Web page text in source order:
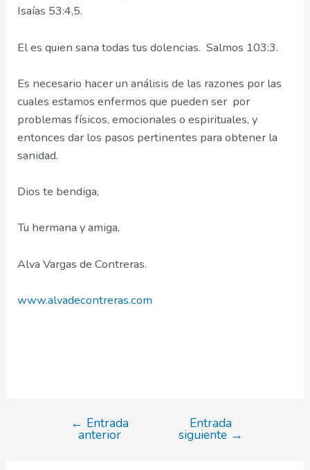
Isaías 53:4,5.
El es quien sana todas tus dolencias. Salmos 103:3.
Es necesario hacer un análisis de las razones por las
cuales estamos enfermos que pueden ser por
problemas físicos, emocionales o espirituales, y
entonces dar los pasos pertinentes para obtener la
sanidad.
Dios te bendiga,
Tu hermana y amiga,
Alva Vargas de Contreras.
www.alvadecontreras.com
Navegación
← Entrada
anterior
Entrada
siguiente →